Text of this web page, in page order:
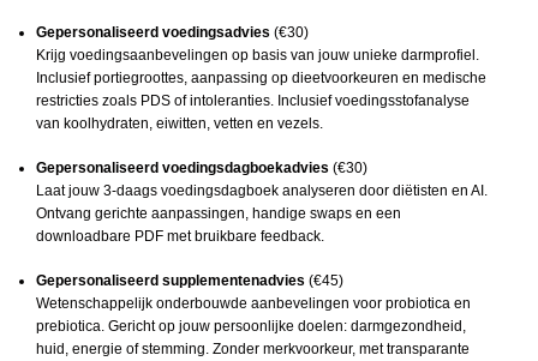
Gepersonaliseerd voedingsadvies (€30)
Krijg voedingsaanbevelingen op basis van jouw unieke darmprofiel.
Inclusief portiegroottes, aanpassing op dieetvoorkeuren en medische
restricties zoals PDS of intoleranties. Inclusief voedingsstofanalyse
van koolhydraten, eiwitten, vetten en vezels.
Gepersonaliseerd voedingsdagboekadvies (€30)
Laat jouw 3-daags voedingsdagboek analyseren door diëtisten en AI.
Ontvang gerichte aanpassingen, handige swaps en een
downloadbare PDF met bruikbare feedback.
Gepersonaliseerd supplementenadvies (€45)
Wetenschappelijk onderbouwde aanbevelingen voor probiotica en
prebiotica. Gericht op jouw persoonlijke doelen: darmgezondheid,
huid, energie of stemming. Zonder merkvoorkeur, met transparante